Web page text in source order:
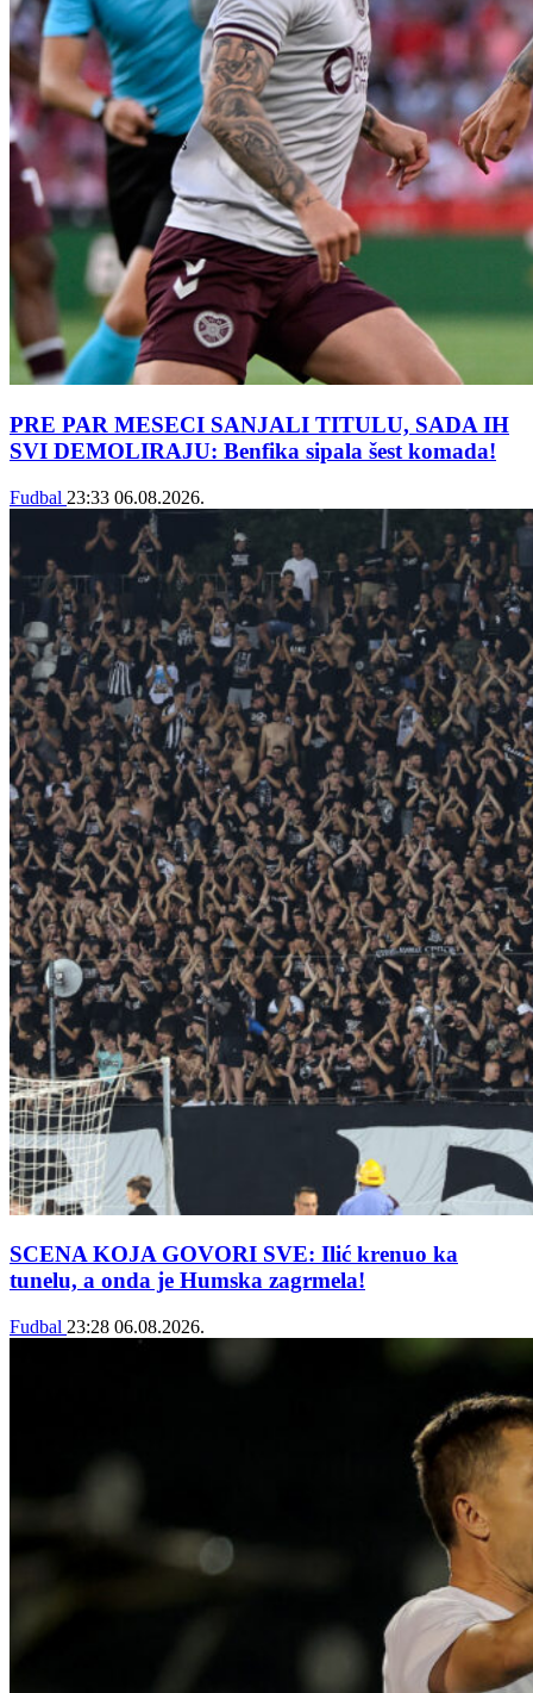
PRE PAR MESECI SANJALI TITULU, SADA IH
SVI DEMOLIRAJU: Benfika sipala šest komada!
Fudbal 23:33 06.08.2026.
SCENA KOJA GOVORI SVE: Ilić krenuo ka
tunelu, a onda je Humska zagrmela!
Fudbal 23:28 06.08.2026.